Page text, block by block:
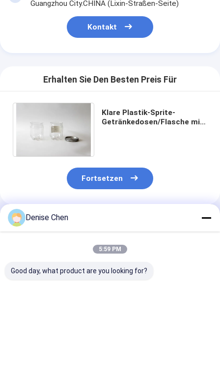
Guangzhou City.CHINA (Lixin-Straßen-Seite)
Kontakt
Erhalten Sie Den Besten Preis Für
Klare Plastik-Sprite-
Getränkedosen/Flasche mit
Fortsetzen
Empfohlene Produkte
Denise Chen
5:59 PM
Good day, what product are you looking for?